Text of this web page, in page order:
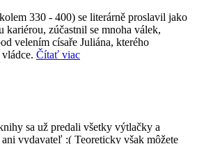
330 - 400) se literárně proslavil jako
kariérou, zúčastnil se mnoha válek,
velením císaře Juliána, kterého
Čítať viac
sa už predali všetky výtlačky a
vydavateľ :( Teoreticky však môžete